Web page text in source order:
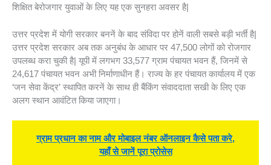
शिक्षित बेरोजगार युवाओं के लिए यह एक सुनहरा अवसर है|
उत्तर प्रदेश में योगी सरकार बननें के बाद संविदा पर होनें वाली सबसे बड़ी भर्ती है|
उत्तर प्रदेश सरकार अब तक अनुबंध के आधार पर 47,500 लोगों को रोजगार
उपलब्ध करा चुकी है| यूपी में लगभग 33,577 ग्राम पंचायत भवन हैं, जिनमें से
24,617 पंचायत भवन अभी निर्माणाधीन हैं। राज्य के हर पंचायत कार्यालय में एक
‘जन सेवा केंद्र’ स्थापित करनें के साथ ही बैंकिंग संवाददाता सखी के लिए एक
अलग स्थान आवंटित किया जाएगा।
ग्राम प्रधान का नाम और मोबाइल नंबर ऑनलाइन कैसे पता करे,
यहाँ से जानें पूरा प्रोसेस